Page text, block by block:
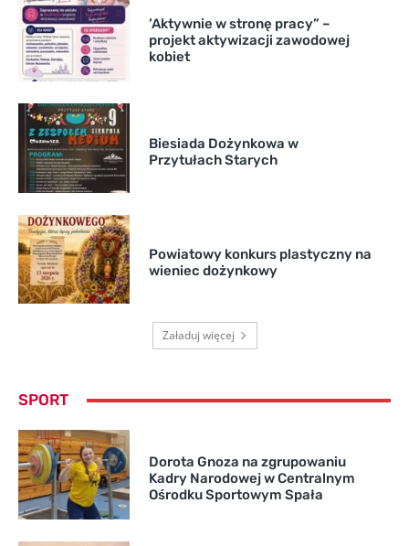
’Aktywnie w stronę pracy” –
projekt aktywizacji zawodowej
kobiet
Biesiada Dożynkowa w
Przytułach Starych
Powiatowy konkurs plastyczny na
wieniec dożynkowy
Załaduj więcej
SPORT
Dorota Gnoza na zgrupowaniu
Kadry Narodowej w Centralnym
Ośrodku Sportowym Spała